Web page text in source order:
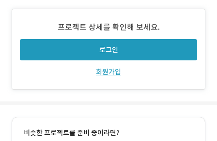
타일을 고른 뒤, 3D 시뮬레이션을 통해 실시간으로 가구 배
다. 주요 타깃은 신규 아파트 입주 예정자와 리모델링을 고려
하는 기존 거주자들이며, 고객 1명당 15분 이내에 맞춤형
프로젝트 상세를 확인해 보세요.
로그인
회원가입
비슷한 프로젝트를 준비 중이라면?